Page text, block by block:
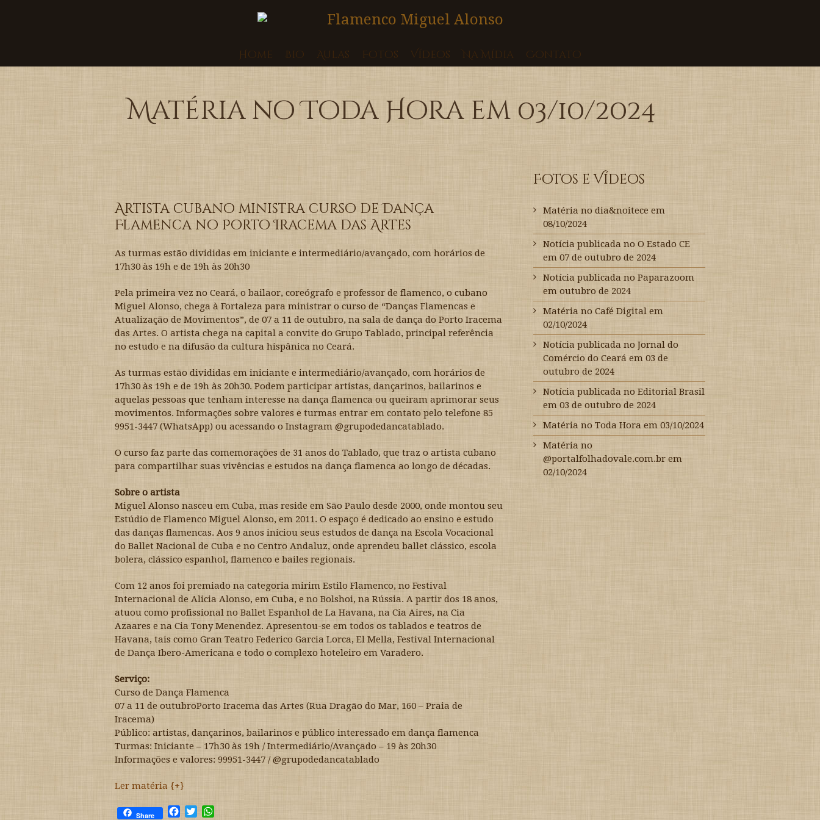
Home Bio Aulas Fotos Vídeos Na Mídia Contato
Matéria no Toda Hora em 03/10/2024
Artista cubano ministra curso de Dança
Flamenca no Porto Iracema das Artes
As turmas estão divididas em iniciante e intermediário/avançado, com horários de
17h30 às 19h e de 19h às 20h30
Pela primeira vez no Ceará, o bailaor, coreógrafo e professor de flamenco, o cubano
Miguel Alonso, chega à Fortaleza para ministrar o curso de “Danças Flamencas e
Atualização de Movimentos”, de 07 a 11 de outubro, na sala de dança do Porto Iracema
das Artes. O artista chega na capital a convite do Grupo Tablado, principal referência
no estudo e na difusão da cultura hispânica no Ceará.
As turmas estão divididas em iniciante e intermediário/avançado, com horários de
17h30 às 19h e de 19h às 20h30. Podem participar artistas, dançarinos, bailarinos e
aquelas pessoas que tenham interesse na dança flamenca ou queiram aprimorar seus
movimentos. Informações sobre valores e turmas entrar em contato pelo telefone 85
9951-3447 (WhatsApp) ou acessando o Instagram @grupodedancatablado.
O curso faz parte das comemorações de 31 anos do Tablado, que traz o artista cubano
para compartilhar suas vivências e estudos na dança flamenca ao longo de décadas.
Sobre o artista
Miguel Alonso nasceu em Cuba, mas reside em São Paulo desde 2000, onde montou seu
Estúdio de Flamenco Miguel Alonso, em 2011. O espaço é dedicado ao ensino e estudo
das danças flamencas. Aos 9 anos iniciou seus estudos de dança na Escola Vocacional
do Ballet Nacional de Cuba e no Centro Andaluz, onde aprendeu ballet clássico, escola
bolera, clássico espanhol, flamenco e bailes regionais.
Com 12 anos foi premiado na categoria mirim Estilo Flamenco, no Festival
Internacional de Alicia Alonso, em Cuba, e no Bolshoi, na Rússia. A partir dos 18 anos,
atuou como profissional no Ballet Espanhol de La Havana, na Cia Aires, na Cia
Azaares e na Cia Tony Menendez. Apresentou-se em todos os tablados e teatros de
Havana, tais como Gran Teatro Federico Garcia Lorca, El Mella, Festival Internacional
de Dança Ibero-Americana e todo o complexo hoteleiro em Varadero.
Serviço:
Curso de Dança Flamenca
07 a 11 de outubroPorto Iracema das Artes (Rua Dragão do Mar, 160 – Praia de
Iracema)
Público: artistas, dançarinos, bailarinos e público interessado em dança flamenca
Turmas: Iniciante – 17h30 às 19h / Intermediário/Avançado – 19 às 20h30
Informações e valores: 99951-3447 / @grupodedancatablado
Ler matéria {+}
Share
Fotos e Vídeos
Matéria no dia&noitece em
08/10/2024
Notícia publicada no O Estado CE
em 07 de outubro de 2024
Notícia publicada no Paparazoom
em outubro de 2024
Matéria no Café Digital em
02/10/2024
Notícia publicada no Jornal do
Comércio do Ceará em 03 de
outubro de 2024
Notícia publicada no Editorial Brasil
em 03 de outubro de 2024
Matéria no Toda Hora em 03/10/2024
Matéria no
@portalfolhadovale.com.br em
02/10/2024